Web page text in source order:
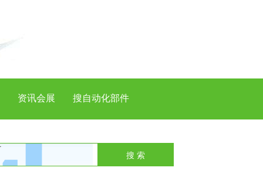
资讯会展 搜自动化部件
搜 索